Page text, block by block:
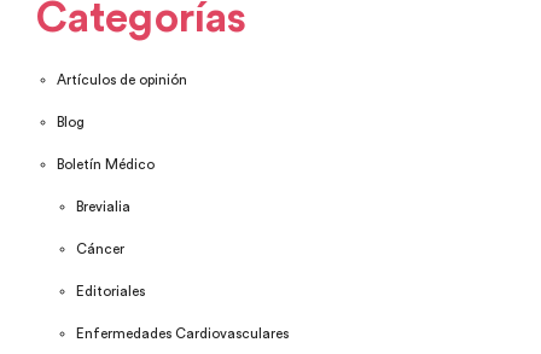
Categorías
Artículos de opinión
Blog
Boletín Médico
Brevialia
Cáncer
Editoriales
Enfermedades Cardiovasculares